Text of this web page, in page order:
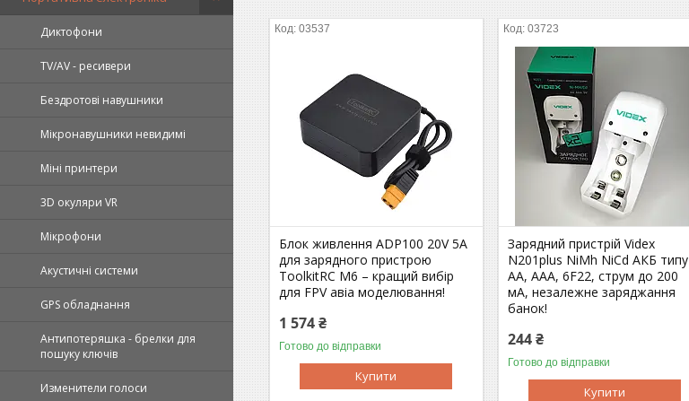
Диктофони
TV/AV - ресивери
Бездротові навушники
Мікронавушники невидимі
Міні принтери
3D окуляри VR
Мікрофони
Акустичні системи
GPS обладнання
Антипотеряшка - брелки для
пошуку ключів
Изменители голоси
03537
Блок живлення ADP100 20V 5A
для зарядного пристрою
ToolkitRC M6 – кращий вибір
для FPV авіа моделювання!
1 574 ₴
Готово до відправки
Купити
03723
Зарядний пристрій Videx
N201plus NiMh NiCd АКБ типу
АА, ААА, 6F22, струм до 200
мА, незалежне заряджання
банок!
244 ₴
Готово до відправки
Купити